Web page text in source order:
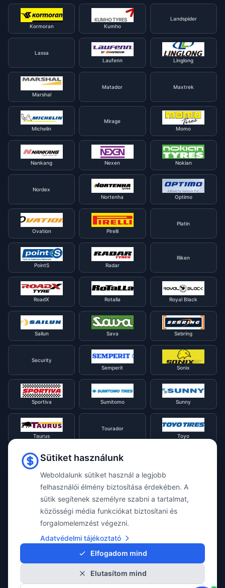
Kormoran Kumho
Landspider
Lassa
Laufenn
Linglong
Marshal
Matador Maxtrek
Michelin
Mirage
Momo
Nankang Nexen Nokian
Nordex
Nortenha
Optimo
Ovation Pirelli
Platin
PointS Radar
Riken
RoadX Rotalla Royal Black
Sailun Sava Sebring
Security
Semperit
Sonix
Sportiva Sumitomo Sunny
Taurus
Tourador
Toyo
Tracmax
Uniroyal
Viking Voyager
Vredestein
Sütiket használunk
Weboldalunk sütiket használ a legjobb
felhasználói élmény biztosítása érdekében. A
sütik segítenek személyre szabni a tartalmat,
közösségi média funkciókat biztosítani és
forgalomelemzést végezni.
Adatvédelmi tájékoztató
Elfogadom mind
Elutasítom mind